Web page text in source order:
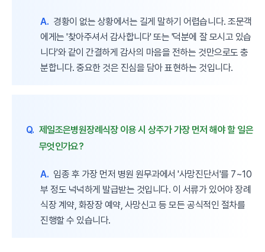
A. 경황이 없는 상황에서는 길게 말하기 어렵습니다. 조문객
에게는 '찾아주셔서 감사합니다' 또는 '덕분에 잘 모시고 있습
니다'와 같이 간결하게 감사의 마음을 전하는 것만으로도 충
분합니다. 중요한 것은 진심을 담아 표현하는 것입니다.
Q. 제일조은병원장례식장 이용 시 상주가 가장 먼저 해야 할 일은
무엇인가요?
A. 임종 후 가장 먼저 병원 원무과에서 '사망진단서'를 7~10
부 정도 넉넉하게 발급받는 것입니다. 이 서류가 있어야 장례
식장 계약, 화장장 예약, 사망신고 등 모든 공식적인 절차를
진행할 수 있습니다.